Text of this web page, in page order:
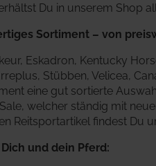
Du in unserem Shop
Sortiment – von
Eskadron, Kentucky
Stübben, Velicea,
eine gut sortierte
welcher ständig mit
Reitsportartikel findest Du
und dein Pferd: